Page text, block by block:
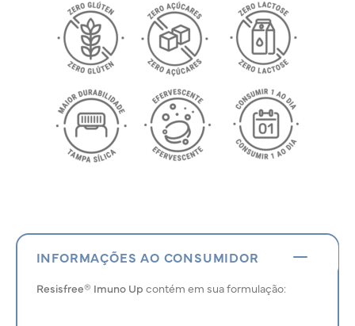
INFORMAÇÕES AO CONSUMIDOR
Resisfree® Imuno Up contém em sua formulação: